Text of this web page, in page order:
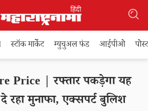
स्टॉक मार्केट म्युचुअल फंड आईपीओ
Price | रफ्तार पकड़ेगा यह
रहा मुनाफा, एक्सपर्ट बुलिश